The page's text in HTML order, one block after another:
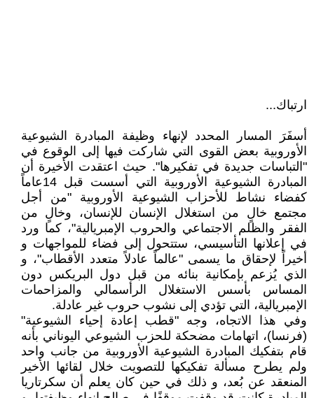
ارتباك...
أسفَرَ المسار المحدد لإنهاء وظيفة المبادرة الشيوعية
الأوروبية بعض القوى التي شاركت فيها إلى الوقوع في
"التباسات جديدة في تفكيرها". حيث اعتقدت اﻷخيرة أن
المبادرة الشيوعية الأوروبية التي أسست قبل 14عاماً
كفضاء نشاط للأحزاب الشيوعية الأوروبية "من أجل
مجتمع خالٍ من استغلال الإنسان للإنسان، وخالٍ من
الفقر والظلم الاجتماعي والحروب الإمبريالية"، كما ورد
في إعلانها التأسيسي، ستتحول إلى فضاء للمواجهات و
أخيراً لإحقاق ما يسمى "عالماً عادلاً متعدد الأقطاب"، و
الذي يُزعم بإمكانية بنائه من قبل دول البريكس دون
المساس بأسس الاستغلال الرأسمالي والمزاحمات
الإمبريالية، التي تؤدي إلى نشوب حروب غير عادلة.
وفي هذا الاتجاه، وجه "قطب إعادة إحياء الشيوعية"
(فرنسا)، اتهامات مضحكة للحزب الشيوعي اليوناني بأنه
قام بتفكيك المبادرة الشيوعية الأوروبية من جانب واحد
ولم يطرح مسألة تفكيكها للتصويت خلال لقائها اﻷخير
المنعقد عن بُعد، و ذلك في حين كان يعلم أن سكرتاريا